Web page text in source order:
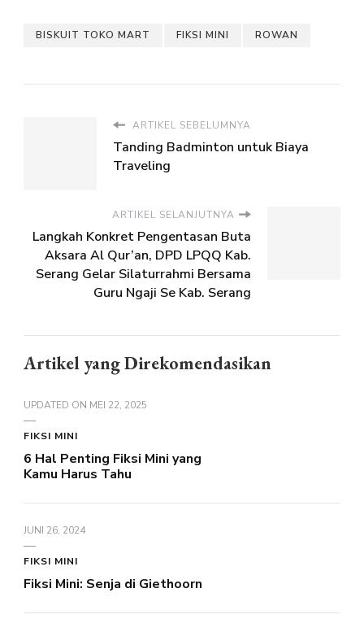
BISKUIT TOKO MART FIKSI MINI ROWAN
ARTIKEL SEBELUMNYA
Tanding Badminton untuk Biaya
Traveling
ARTIKEL SELANJUTNYA
Langkah Konkret Pengentasan Buta
Aksara Al Qur’an, DPD LPQQ Kab.
Serang Gelar Silaturrahmi Bersama
Guru Ngaji Se Kab. Serang
Artikel yang Direkomendasikan
UPDATED ON MEI 22, 2025
FIKSI MINI
6 Hal Penting Fiksi Mini yang
Kamu Harus Tahu
JUNI 26, 2024
FIKSI MINI
Fiksi Mini: Senja di Giethoorn